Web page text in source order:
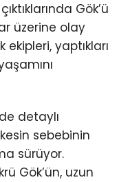
Gök’ü
üzerine olay
ekipleri, yaptıkları
detaylı
sebebinin
sürüyor.
Gök’ün, uzun